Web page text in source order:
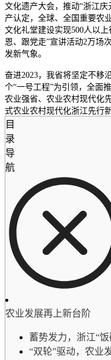
文化遗产大会，推动“浙江
产认定，全球、全国重要农
文化礼堂建设实现500人以
恩、跟党走”宣讲活动2万场
发新气象。
奋进2023，我省将坚定不移
个“一号工程”为引领，全面
农业强省、农业农村现代化
式农业农村现代化浙江先行新
目
录
导
航
农业发展再上新台阶
蓄势发力，浙江“
“双轮”驱动，农业